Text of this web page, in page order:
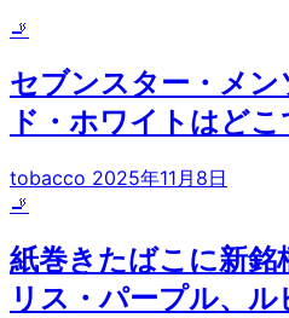
🚬
セブンスター・メン
ド・ホワイトはどこ
tobacco 2025年11月8日
🚬
紙巻きたばこに新
リス・パープル、ル